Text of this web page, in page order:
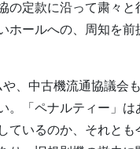
の定款に沿って粛々と
ホールへの、周知を
、中古機流通協議会
。「ペナルティー」は
ているのか、それと